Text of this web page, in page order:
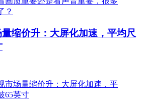
缩价升：大屏化加速，平均尺